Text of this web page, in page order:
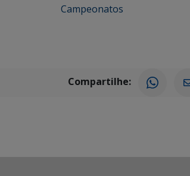
Campeonatos
Compartilhe: